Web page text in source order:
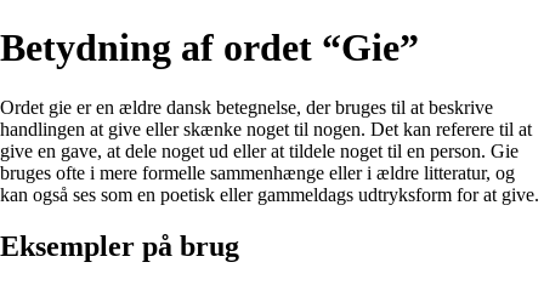
Betydning af ordet “Gie”
Ordet gie er en ældre dansk betegnelse, der bruges til at beskrive
handlingen at give eller skænke noget til nogen. Det kan referere til at
give en gave, at dele noget ud eller at tildele noget til en person. Gie
bruges ofte i mere formelle sammenhænge eller i ældre litteratur, og
kan også ses som en poetisk eller gammeldags udtryksform for at give.
Eksempler på brug